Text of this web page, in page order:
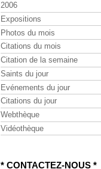
2006
Expositions
Photos du mois
Citations du mois
Citation de la semaine
Saints du jour
Evénements du jour
Citations du jour
Webthèque
Vidéothèque
* CONTACTEZ-NOUS *